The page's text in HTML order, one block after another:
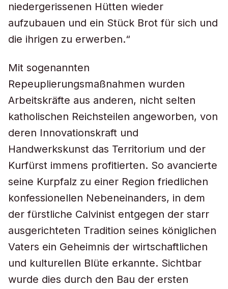
niedergerissenen Hütten wieder
aufzubauen und ein Stück Brot für sich und
die ihrigen zu erwerben.“
Mit sogenannten
Repeuplierungsmaßnahmen wurden
Arbeitskräfte aus anderen, nicht selten
katholischen Reichsteilen angeworben, von
deren Innovationskraft und
Handwerkskunst das Territorium und der
Kurfürst immens profitierten. So avancierte
seine Kurpfalz zu einer Region friedlichen
konfessionellen Nebeneinanders, in dem
der fürstliche Calvinist entgegen der starr
ausgerichteten Tradition seines königlichen
Vaters ein Geheimnis der wirtschaftlichen
und kulturellen Blüte erkannte. Sichtbar
wurde dies durch den Bau der ersten